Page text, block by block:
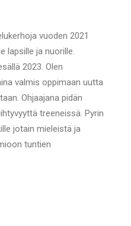
vuoden 2021
lapsille ja nuorille.
2023. Olen
valmis oppimaan uutta
Ohjaajana pidän
treeneissä. Pyrin
jotain mieleistä ja
tuntien